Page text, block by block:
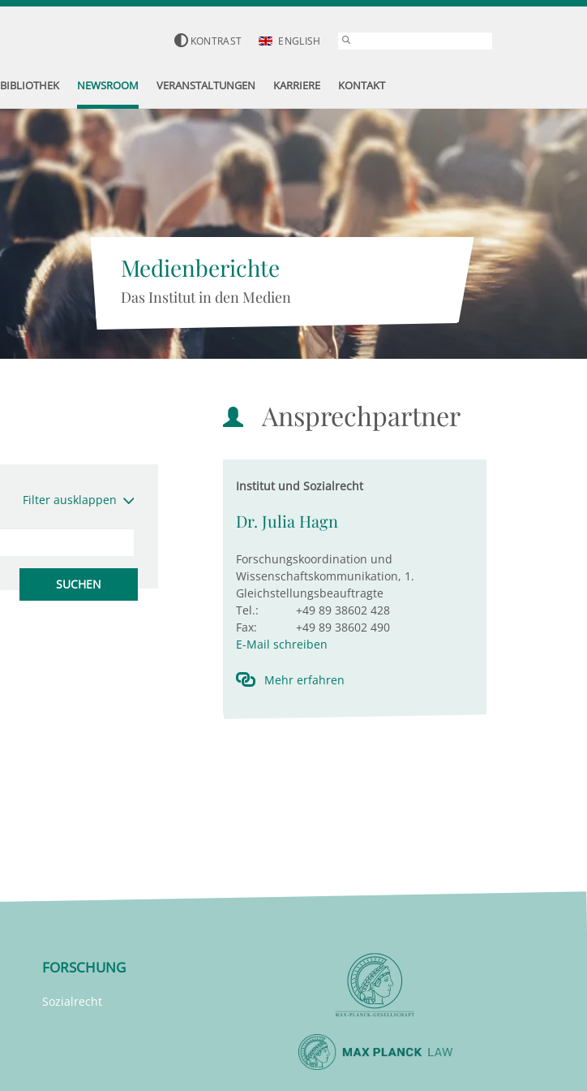
KONTRAST ENGLISH
BIBLIOTHEK NEWSROOM VERANSTALTUNGEN KARRIERE KONTAKT
Medienberichte
Das Institut in den Medien
Filter ausklappen
Ansprechpartner
Institut und Sozialrecht
Dr. Julia Hagn
Forschungskoordination und
Wissenschaftskommunikation, 1.
Gleichstellungsbeauftragte
Tel.:
+49 89 38602 428
Fax:
+49 89 38602 490
E-Mail schreiben
Mehr erfahren
FORSCHUNG
Sozialrecht